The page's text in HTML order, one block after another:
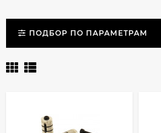
ПОДБОР ПО ПАРАМЕТРАМ